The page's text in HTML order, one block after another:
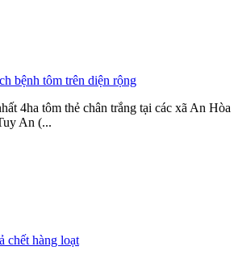
bệnh tôm trên diện rộng
4ha tôm thẻ chân trắng tại các xã An Hòa
An (...
chết hàng loạt